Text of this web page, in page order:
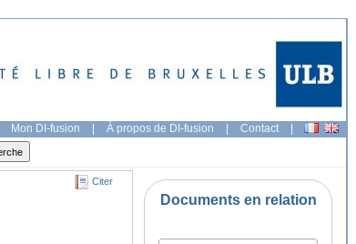
Mon DI-fusion | À propos de DI-fusion | Contact |
Citer
Documents en relation